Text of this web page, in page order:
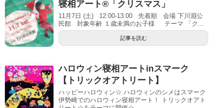
寝相アート®「クリスマス」
11月7日 (土) 12:00-13:00 先着順 会場 下川淵公
民館 対象年齢 １歳未満のお子様 テーマ 「ク...
記事を読む
ハロウィン寝相アートinスマーク
【トリックオアトリート】
ハッピーハロウィン☆ ハロウィンのシメはスマーク
伊勢崎でのハロウィン寝相アート！ トリックオアト